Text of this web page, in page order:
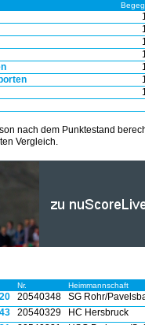
nach dem Punktestand
Vergleich.
Nr. Heimmannschaft
20540348 SG Rohr/
20540329 HC Hersbruck